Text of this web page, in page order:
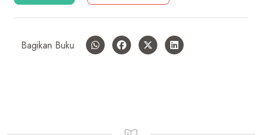
Bagikan Buku